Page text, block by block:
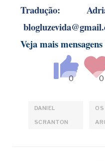
Tradução:
Veja mais mensagens
DANIEL
SCRANTON
OS